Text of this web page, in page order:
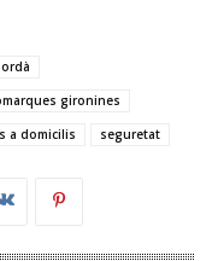
gironines
a domicilis seguretat